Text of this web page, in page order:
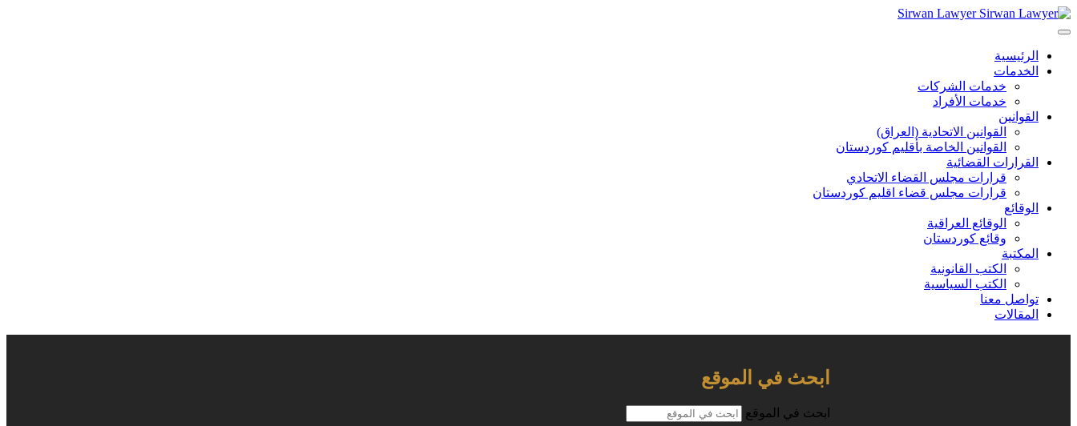
Sirwan Lawyer
الرئيسية
الخدمات
خدمات الشركات
خدمات الأفراد
القوانين
القوانين الاتحادية (العراق)
القوانين الخاصة بأقليم كوردستان
القرارات القضائية
قرارات مجلس القضاء الاتحادي
قرارات مجلس قضاء اقليم كوردستان
الوقائع
الوقائع العراقية
وقائع كوردستان
المكتبة
الكتب القانونية
الكتب السياسية
تواصل معنا
المقالات
ابحث في الموقع
ابحث في الموقع